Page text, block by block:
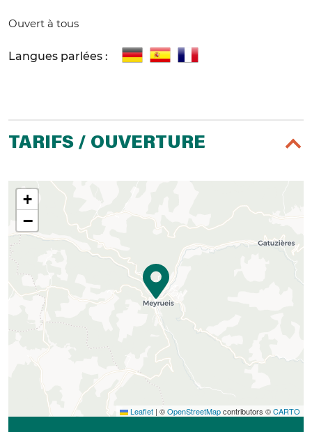
Ouvert à tous
Langues parlées :
TARIFS / OUVERTURE
+
−
Leaflet | ©OpenStreetMapcontributors ©CARTO